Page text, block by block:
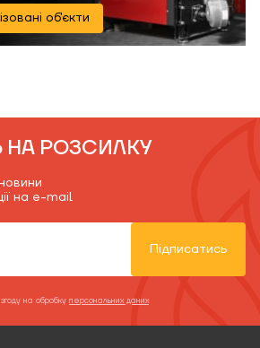
об'єкти
РОЗСИЛКУ
на e-mail
Підписатись
на обробку персональних даних